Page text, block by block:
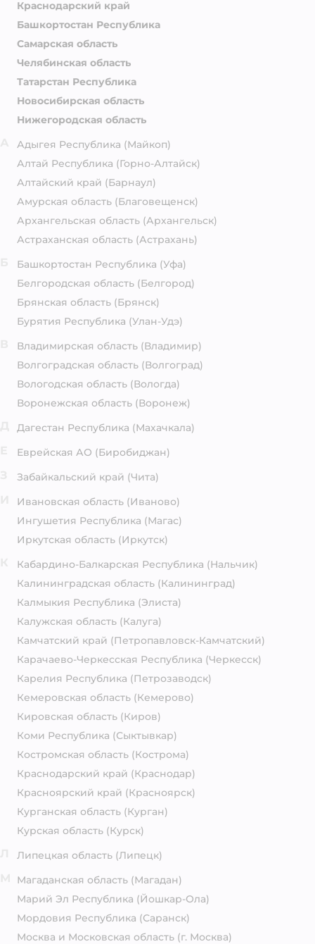
Краснодарский край
Башкортостан Республика
Самарская область
Челябинская область
Татарстан Республика
Новосибирская область
Нижегородская область
Адыгея Республика (Майкоп)
Алтай Республика (Горно-Алтайск)
Алтайский край (Барнаул)
Амурская область (Благовещенск)
Архангельская область (Архангельск)
Астраханская область (Астрахань)
Башкортостан Республика (Уфа)
Белгородская область (Белгород)
Брянская область (Брянск)
Бурятия Республика (Улан-Удэ)
Владимирская область (Владимир)
Волгоградская область (Волгоград)
Вологодская область (Вологда)
Воронежская область (Воронеж)
Дагестан Республика (Махачкала)
Еврейская АО (Биробиджан)
Забайкальский край (Чита)
Ивановская область (Иваново)
Ингушетия Республика (Магас)
Иркутская область (Иркутск)
Кабардино-Балкарская Республика (Нальчик)
Калининградская область (Калининград)
Калмыкия Республика (Элиста)
Калужская область (Калуга)
Камчатский край (Петропавловск-Камчатский)
Карачаево-Черкесская Республика (Черкесск)
Карелия Республика (Петрозаводск)
Кемеровская область (Кемерово)
Кировская область (Киров)
Коми Республика (Сыктывкар)
Костромская область (Кострома)
Краснодарский край (Краснодар)
Красноярский край (Красноярск)
Курганская область (Курган)
Курская область (Курск)
Липецкая область (Липецк)
Магаданская область (Магадан)
Марий Эл Республика (Йошкар-Ола)
Мордовия Республика (Саранск)
Москва и Московская область (г. Москва)